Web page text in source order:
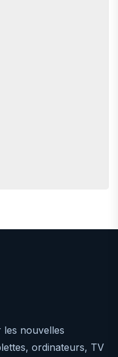
les nouvelles
ordinateurs, TV